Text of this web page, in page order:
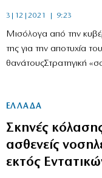
3|12|2021 | 9:23
Μισόλογα από την
της για την αποτυχία
θανάτουςΣτρατηγική
ΕΛΛΑΔΑ
Σκηνές
ασθενείς
εκτός